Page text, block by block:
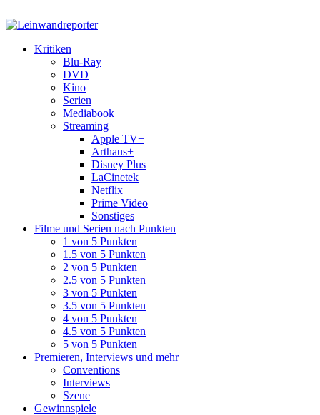
Kritiken
Blu-Ray
DVD
Kino
Serien
Mediabook
Streaming
Apple TV+
Arthaus+
Disney Plus
LaCinetek
Netflix
Prime Video
Sonstiges
Filme und Serien nach Punkten
1 von 5 Punkten
1.5 von 5 Punkten
2 von 5 Punkten
2.5 von 5 Punkten
3 von 5 Punkten
3.5 von 5 Punkten
4 von 5 Punkten
4.5 von 5 Punkten
5 von 5 Punkten
Premieren, Interviews und mehr
Conventions
Interviews
Szene
Gewinnspiele